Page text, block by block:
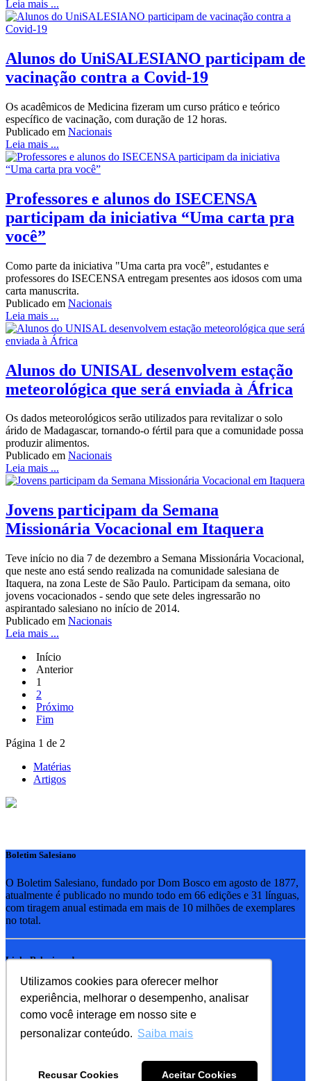
Utilizamos cookies para oferecer melhor
experiência, melhorar o desempenho, analisar
como você interage em nosso site e
personalizar conteúdo. Saiba mais
Recusar Cookies Aceitar Cookies
Leia mais ...
Alunos do UniSALESIANO participam de
vacinação contra a Covid-19
Os acadêmicos de Medicina fizeram um curso prático e teórico
específico de vacinação, com duração de 12 horas.
Publicado em Nacionais
Leia mais ...
Professores e alunos do ISECENSA
participam da iniciativa “Uma carta pra
você”
Como parte da iniciativa "Uma carta pra você", estudantes e
professores do ISECENSA entregam presentes aos idosos com uma
carta manuscrita.
Publicado em Nacionais
Leia mais ...
Alunos do UNISAL desenvolvem estação
meteorológica que será enviada à África
Os dados meteorológicos serão utilizados para revitalizar o solo
árido de Madagascar, tornando-o fértil para que a comunidade possa
produzir alimentos.
Publicado em Nacionais
Leia mais ...
Jovens participam da Semana
Missionária Vocacional em Itaquera
Teve início no dia 7 de dezembro a Semana Missionária Vocacional,
que neste ano está sendo realizada na comunidade salesiana de
Itaquera, na zona Leste de São Paulo. Participam da semana, oito
jovens vocacionados - sendo que sete deles ingressarão no
aspirantado salesiano no início de 2014.
Publicado em Nacionais
Leia mais ...
Início
Anterior
1
2
Próximo
Fim
Página 1 de 2
Matérias
Artigos
Boletim Salesiano
O Boletim Salesiano, fundado por Dom Bosco em agosto de 1877,
atualmente é publicado no mundo todo em 66 edições e 31 línguas,
com tiragem anual estimada em mais de 10 milhões de exemplares
no total.
Links Relacionados
RSB - Rede Salesiana Brasil
EDEBE - Editora
UPV - União pela Vida
Familia Salesiana
SDB - Salesianos de Dom Bosco